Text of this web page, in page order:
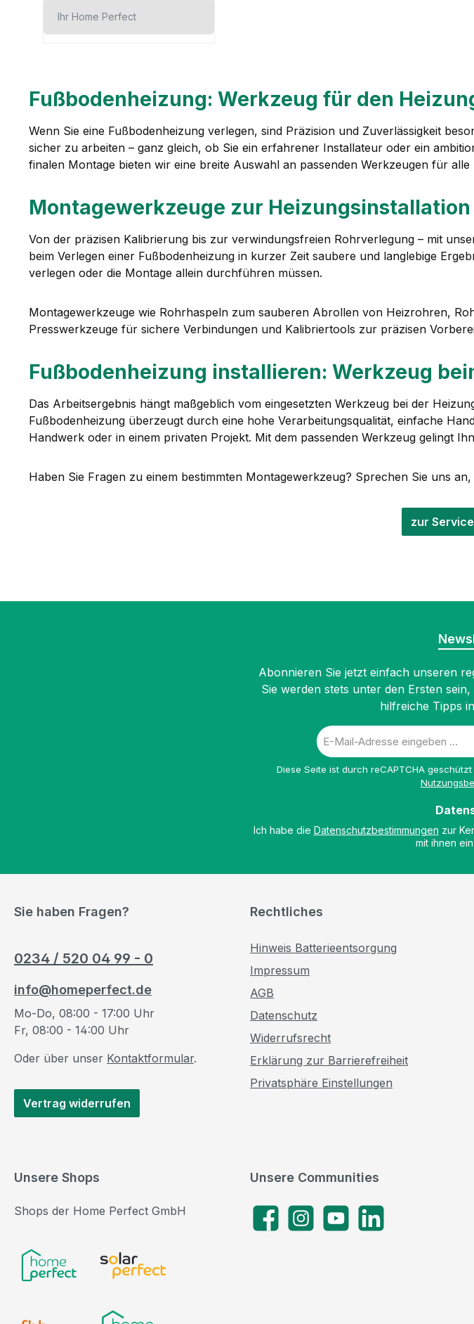
Ihr Home Perfect
Fußbodenheizung: Werkzeug für den
Wenn Sie eine Fußbodenheizung verlegen, sind Präzision und Zuverlässigkeit
sicher zu arbeiten – ganz gleich, ob Sie ein erfahrener Installateur oder ein
finalen Montage bieten wir eine breite Auswahl an passenden Werkzeugen für
Montagewerkzeuge zur Heizungsinstallation
Von der präzisen Kalibrierung bis zur verwindungsfreien Rohrverlegung – mit
beim Verlegen einer Fußbodenheizung in kurzer Zeit saubere und langlebige
verlegen oder die Montage allein durchführen müssen.
Montagewerkzeuge wie Rohrhaspeln zum sauberen Abrollen von Heizrohren,
Presswerkzeuge für sichere Verbindungen und Kalibriertools zur präzisen
Fußbodenheizung installieren: Werkzeug
Das Arbeitsergebnis hängt maßgeblich vom eingesetzten Werkzeug bei der
Fußbodenheizung überzeugt durch eine hohe Verarbeitungsqualität, einfache
Handwerk oder in einem privaten Projekt. Mit dem passenden Werkzeug gelingt
Haben Sie Fragen zu einem bestimmten Montagewerkzeug? Sprechen Sie uns
zur
Abonnieren Sie jetzt einfach unseren
Sie werden stets unter den Ersten
hilfreiche Tipps
E-
Mail-
Diese Seite ist durch reCAPTCHA
Ich habe die Datenschutzbestimmungen zur
mit ihnen
Sie haben Fragen?
0234 / 520 04 99 - 0
info@homeperfect.de
Mo-Do, 08:00 - 17:00 Uhr
Fr, 08:00 - 14:00 Uhr
Oder über unser Kontaktformular.
Vertrag widerrufen
Rechtliches
Hinweis Batterieentsorgung
Impressum
AGB
Datenschutz
Widerrufsrecht
Erklärung zur Barrierefreiheit
Privatsphäre Einstellungen
Unsere Communities
FacebookInstagramYouTubeLinkedIn
Unsere Shops
Shops der Home Perfect GmbH